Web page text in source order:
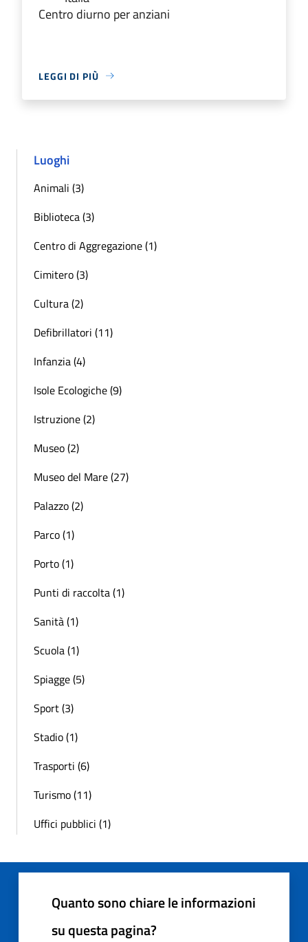
Centro diurno per anziani
LEGGI DI PIÙ
Luoghi
Animali (3)
Biblioteca (3)
Centro di Aggregazione (1)
Cimitero (3)
Cultura (2)
Defibrillatori (11)
Infanzia (4)
Isole Ecologiche (9)
Istruzione (2)
Museo (2)
Museo del Mare (27)
Palazzo (2)
Parco (1)
Porto (1)
Punti di raccolta (1)
Sanità (1)
Scuola (1)
Spiagge (5)
Sport (3)
Stadio (1)
Trasporti (6)
Turismo (11)
Uffici pubblici (1)
Quanto sono chiare le informazioni
su questa pagina?